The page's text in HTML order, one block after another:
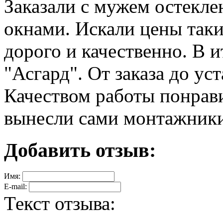
Заказали с мужем
окнами. Искали цены
дорого и качественно. В
"Асгард". От заказа до
Качеством работы
вынесли сами
Добавить отзыв:
Имя:
E-mail:
Текст отзыва: